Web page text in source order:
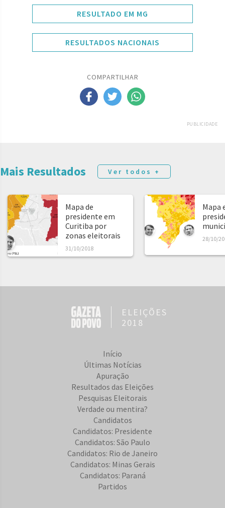
RESULTADO EM MG
RESULTADOS NACIONAIS
COMPARTILHAR
PUBLICIDADE
Mais Resultados Ver todos +
Mapa de
presidente em
Curitiba por
zonas eleitorais
31/10/2018
Mapa
28/10/
ELEIÇÕES
2018
Início
Últimas Notícias
Apuração
Resultados das Eleições
Pesquisas Eleitorais
Verdade ou mentira?
Candidatos
Candidatos: Presidente
Candidatos: São Paulo
Candidatos: Rio de Janeiro
Candidatos: Minas Gerais
Candidatos: Paraná
Partidos